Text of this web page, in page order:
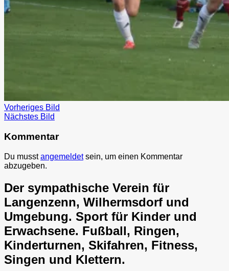
Vorheriges Bild
Nächstes Bild
Kommentar
Du musstangemeldetsein, um einen Kommentar
abzugeben.
Der sympathische Verein für
Langenzenn, Wilhermsdorf und
Umgebung. Sport für Kinder und
Erwachsene. Fußball, Ringen,
Kinderturnen, Skifahren, Fitness,
Singen und Klettern.